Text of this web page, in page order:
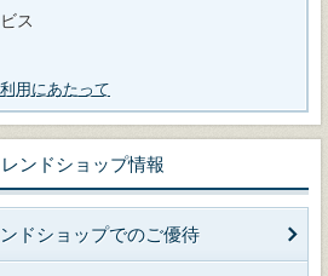
ス
用にあたって
ンドショップ情報
ドショップでのご優待